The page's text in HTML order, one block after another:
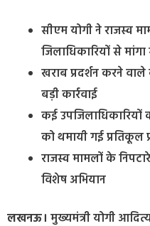
सीएम योगी ने राजस्व
जिलाधिकारियों से मांगा
खराब प्रदर्शन करने
बड़ी कार्रवाई
कई उपजिलाधिकारियों
को थमायी गई प्रतिकूल
राजस्व मामलों के
विशेष अभियान
लखनऊ। मुख्यमंत्री योगी